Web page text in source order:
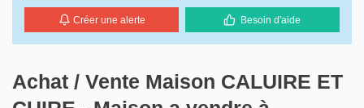
Biens vendus
Locations
Créer une alerte Besoin d'aide
Achat / Vente Maison CALUIRE ET